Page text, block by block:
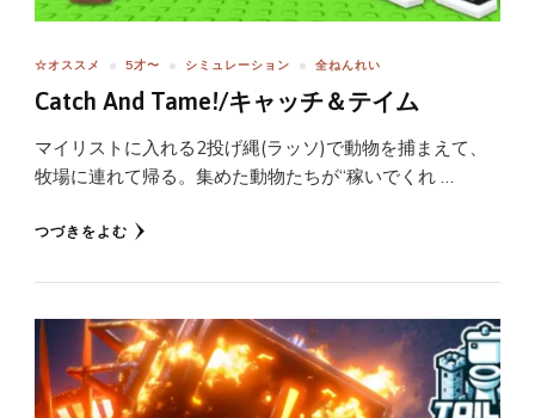
☆オススメ 5才〜 シミュレーション 全ねんれい
Catch And Tame!/キャッチ＆テイム
マイリストに入れる2投げ縄(ラッソ)で動物を捕まえて、
牧場に連れて帰る。集めた動物たちが“稼いでくれ …
つづきをよむ